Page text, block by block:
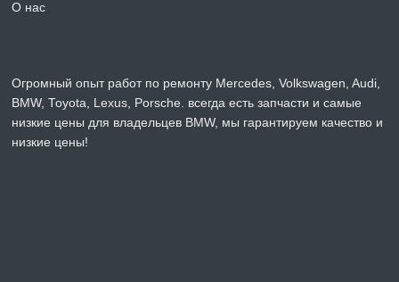
О нас
Огромный опыт работ по ремонту Mercedes, Volkswagen, Audi,
BMW, Toyota, Lexus, Porsche. всегда есть запчасти и самые
низкие цены для владельцев BMW, мы гарантируем качество и
низкие цены!